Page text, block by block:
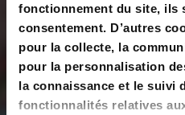
fonctionnement du site, ils
consentement. D’autres
pour la collecte, la
pour la personnalisation
la connaissance et le suivi
fonctionnalités relatives
COM&COMPANY (Groupe
de responsable de
traitements automatisés
données à caractère
sont rendus nécessaires
demande de simulation